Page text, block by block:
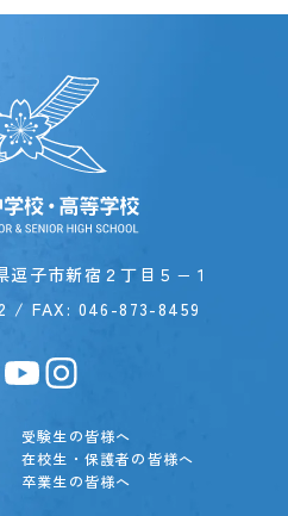
逗子市新宿２丁目５−１
/ FAX: 046-873-8459
受験生の皆様へ
在校生・保護者の皆様へ
卒業生の皆様へ